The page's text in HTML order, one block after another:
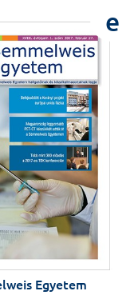
e
Egyetem